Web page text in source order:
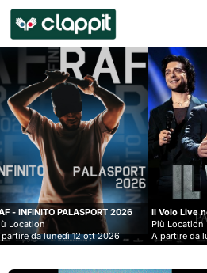
Clappit
biglietteria
2026
ott 2026
Il Volo Live nei Palasport 2026
Più Location
A partire da lunedì 07 dic 2026